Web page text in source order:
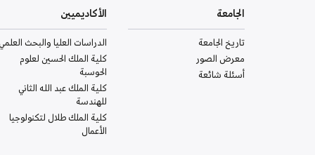
الجامعة
تاريخ الجامعة
معرض الصور
أسئلة شائعة
الأكاديميين
الدراسات العليا والبحث
كلية الملك الحسين لعلوم
الحوسبة
كلية الملك عبد الله الثاني
للهندسة
كلية الملك طلال لتكنولوجيا
الأعمال